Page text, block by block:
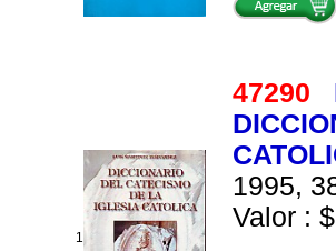
1
47290
1995,
Valor :